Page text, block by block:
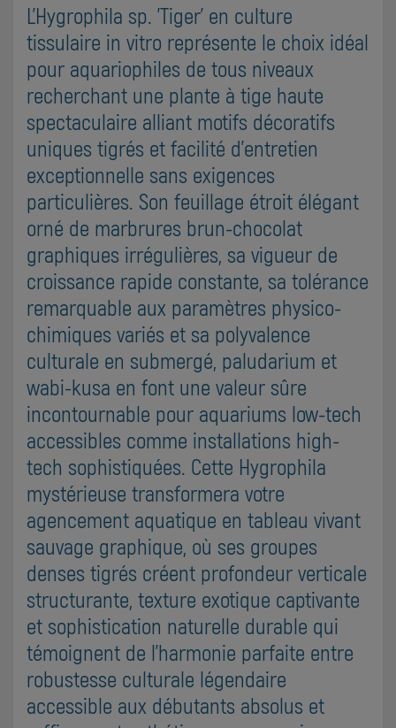
L'Hygrophila sp. 'Tiger' en culture
tissulaire in vitro représente le choix idéal
pour aquariophiles de tous niveaux
recherchant une plante à tige haute
spectaculaire alliant motifs décoratifs
uniques tigrés et facilité d'entretien
exceptionnelle sans exigences
particulières. Son feuillage étroit élégant
orné de marbrures brun-chocolat
graphiques irrégulières, sa vigueur de
croissance rapide constante, sa tolérance
remarquable aux paramètres physico-
chimiques variés et sa polyvalence
culturale en submergé, paludarium et
wabi-kusa en font une valeur sûre
incontournable pour aquariums low-tech
accessibles comme installations high-
tech sophistiquées. Cette Hygrophila
mystérieuse transformera votre
agencement aquatique en tableau vivant
sauvage graphique, où ses groupes
denses tigrés créent profondeur verticale
structurante, texture exotique captivante
et sophistication naturelle durable qui
témoignent de l'harmonie parfaite entre
robustesse culturale légendaire
accessible aux débutants absolus et